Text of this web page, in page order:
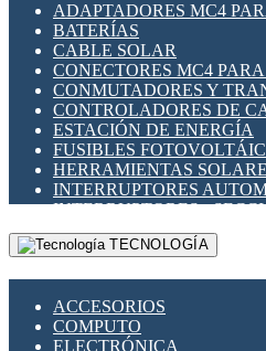
ADAPTADORES MC4
BATERÍAS
CABLE SOLAR
CONECTORES MC4
CONMUTADORES Y
CONTROLADORES DE
ESTACIÓN DE ENERGÍA
FUSIBLES
HERRAMIENTAS
INTERRUPTORES
INTERRUPTORES -
MONTAJE PANEL SOLAR
PORTA FUSIBLES Y
TECNOLOGÍA
ACCESORIOS
COMPUTO
ELECTRÓNICA